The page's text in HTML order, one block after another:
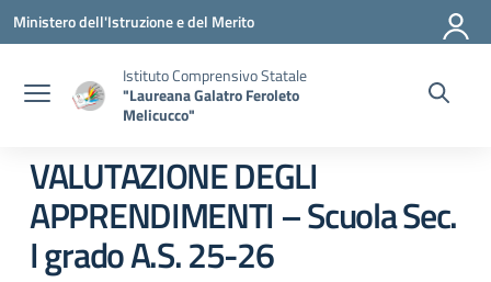
Vai ai contenuti
Vai al menu di navigazione
Vai al footer
Ministero dell'Istruzione e del Merito
Istituto Comprensivo Statale
"Laureana Galatro Feroleto
Melicucco"
VALUTAZIONE DEGLI
APPRENDIMENTI – Scuola Sec.
I grado A.S. 25-26